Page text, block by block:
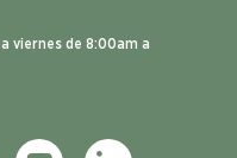
viernes de 8:00am a